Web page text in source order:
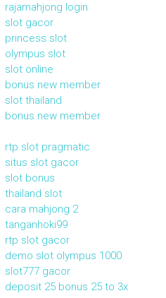
rajamahjong login
slot gacor
princess slot
olympus slot
slot online
bonus new member
slot thailand
bonus new member
rtp slot pragmatic
situs slot gacor
slot bonus
thailand slot
cara mahjong 2
tanganhoki99
rtp slot gacor
demo slot olympus 1000
slot777 gacor
deposit 25 bonus 25 to 3x